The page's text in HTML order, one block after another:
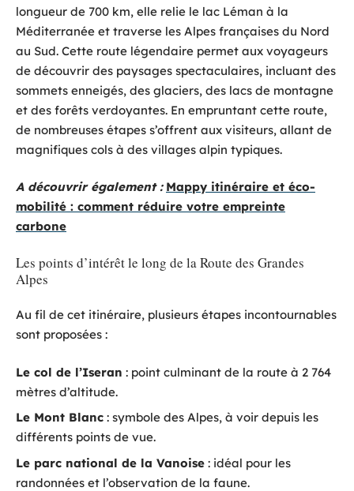
longueur de 700 km, elle relie le lac Léman à la
Méditerranée et traverse les Alpes françaises du Nord
au Sud. Cette route légendaire permet aux voyageurs
de découvrir des paysages spectaculaires, incluant des
sommets enneigés, des glaciers, des lacs de montagne
et des forêts verdoyantes. En empruntant cette route,
de nombreuses étapes s’offrent aux visiteurs, allant de
magnifiques cols à des villages alpin typiques.
A découvrir également : Mappy itinéraire et éco-
mobilité : comment réduire votre empreinte
carbone
Les points d’intérêt le long de la Route des Grandes
Alpes
Au fil de cet itinéraire, plusieurs étapes incontournables
sont proposées :
Le col de l’Iseran : point culminant de la route à 2 764
mètres d’altitude.
Le Mont Blanc : symbole des Alpes, à voir depuis les
différents points de vue.
Le parc national de la Vanoise : idéal pour les
randonnées et l’observation de la faune.